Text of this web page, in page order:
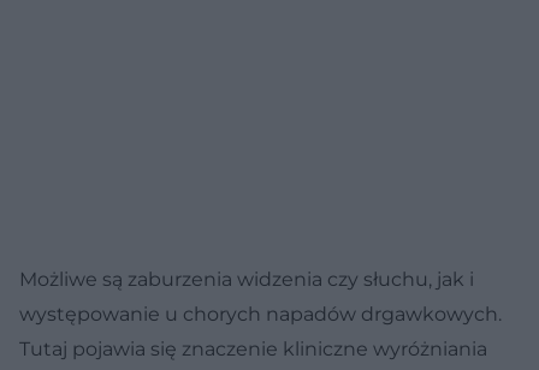
Możliwe są zaburzenia widzenia czy słuchu, jak i
występowanie u chorych napadów drgawkowych.
Tutaj pojawia się znaczenie kliniczne wyróżniania